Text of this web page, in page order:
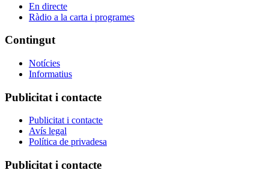
En directe
Ràdio a la carta i programes
Contingut
Notícies
Informatius
Publicitat i contacte
Publicitat i contacte
Avís legal
Política de privadesa
Publicitat i contacte